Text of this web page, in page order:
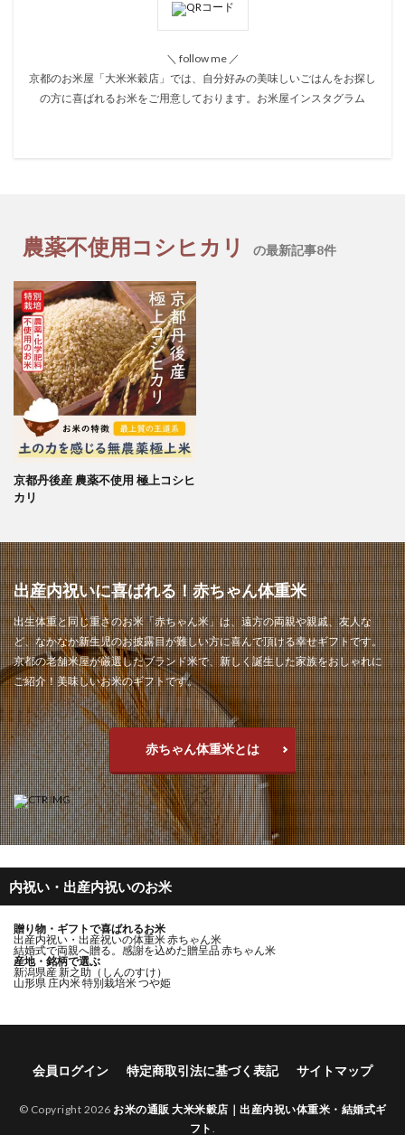
＼ follow me ／
京都のお米屋「大米米穀店」では、自分好みの美味しいごはんをお探し
の方に喜ばれるお米をご用意しております。 お米屋インスタグラム
農薬不使用コシヒカリ の最新記事8件
京都丹後産 農薬不使用 極上コシヒ
カリ
出産内祝いに喜ばれる！赤ちゃん体重米
出生体重と同じ重さのお米「赤ちゃん米」は、遠方の両親や親戚、友人な
ど、なかなか新生児のお披露目が難しい方に喜んで頂ける幸せギフトです。
京都の老舗米屋が厳選したブランド米で、新しく誕生した家族をおしゃれに
ご紹介！美味しいお米のギフトです。
赤ちゃん体重米とは
内祝い・出産内祝いのお米
贈り物・ギフトで喜ばれるお米
出産内祝い・出産祝いの体重米 赤ちゃん米
結婚式で両親へ贈る。感謝を込めた贈呈品 赤ちゃん米
産地・銘柄で選ぶ
新潟県産 新之助（しんのすけ）
山形県 庄内米 特別栽培米 つや姫
会員ログイン 特定商取引法に基づく表記 サイトマップ
© Copyright 2026 お米の通販 大米米穀店｜出産内祝い体重米・結婚式ギ
フト .